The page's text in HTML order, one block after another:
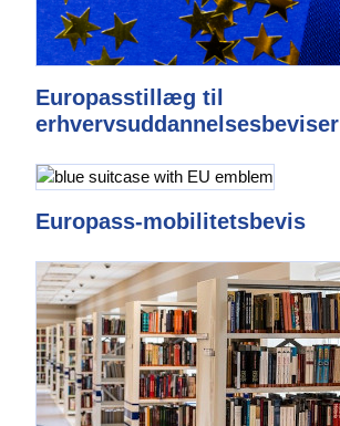
Europasstillæg til
erhvervsuddannelsesbeviser
Europass-mobilitetsbevis